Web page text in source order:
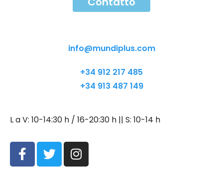
info@mundiplus.com
+34 912 217 485
+34 913 487 149
L a V: 10-14:30 h / 16-20:30 h || S: 10-14 h